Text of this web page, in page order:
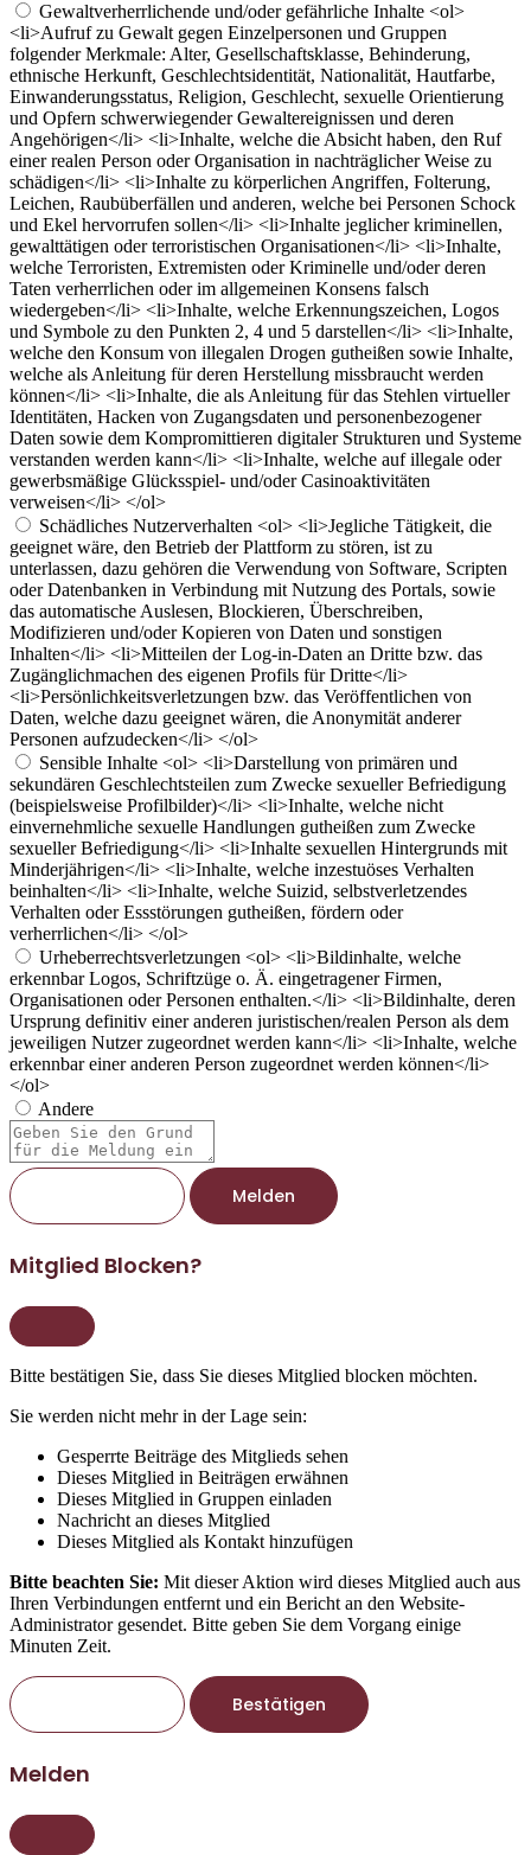
Gewaltverherrlichende und/oder gefährliche Inhalte <ol>
<li>Aufruf zu Gewalt gegen Einzelpersonen und Gruppen
folgender Merkmale: Alter, Gesellschaftsklasse, Behinderung,
ethnische Herkunft, Geschlechtsidentität, Nationalität, Hautfarbe,
Einwanderungsstatus, Religion, Geschlecht, sexuelle Orientierung
und Opfern schwerwiegender Gewaltereignissen und deren
Angehörigen</li> <li>Inhalte, welche die Absicht haben, den Ruf
einer realen Person oder Organisation in nachträglicher Weise zu
schädigen</li> <li>Inhalte zu körperlichen Angriffen, Folterung,
Leichen, Raubüberfällen und anderen, welche bei Personen Schock
und Ekel hervorrufen sollen</li> <li>Inhalte jeglicher kriminellen,
gewalttätigen oder terroristischen Organisationen</li> <li>Inhalte,
welche Terroristen, Extremisten oder Kriminelle und/oder deren
Taten verherrlichen oder im allgemeinen Konsens falsch
wiedergeben</li> <li>Inhalte, welche Erkennungszeichen, Logos
und Symbole zu den Punkten 2, 4 und 5 darstellen</li> <li>Inhalte,
welche den Konsum von illegalen Drogen gutheißen sowie Inhalte,
welche als Anleitung für deren Herstellung missbraucht werden
können</li> <li>Inhalte, die als Anleitung für das Stehlen virtueller
Identitäten, Hacken von Zugangsdaten und personenbezogener
Daten sowie dem Kompromittieren digitaler Strukturen und Systeme
verstanden werden kann</li> <li>Inhalte, welche auf illegale oder
gewerbsmäßige Glücksspiel- und/oder Casinoaktivitäten
verweisen</li> </ol>
Schädliches Nutzerverhalten <ol> <li>Jegliche Tätigkeit, die
geeignet wäre, den Betrieb der Plattform zu stören, ist zu
unterlassen, dazu gehören die Verwendung von Software, Scripten
oder Datenbanken in Verbindung mit Nutzung des Portals, sowie
das automatische Auslesen, Blockieren, Überschreiben,
Modifizieren und/oder Kopieren von Daten und sonstigen
Inhalten</li> <li>Mitteilen der Log-in-Daten an Dritte bzw. das
Zugänglichmachen des eigenen Profils für Dritte</li>
<li>Persönlichkeitsverletzungen bzw. das Veröffentlichen von
Daten, welche dazu geeignet wären, die Anonymität anderer
Personen aufzudecken</li> </ol>
Sensible Inhalte <ol> <li>Darstellung von primären und
sekundären Geschlechtsteilen zum Zwecke sexueller Befriedigung
(beispielsweise Profilbilder)</li> <li>Inhalte, welche nicht
einvernehmliche sexuelle Handlungen gutheißen zum Zwecke
sexueller Befriedigung</li> <li>Inhalte sexuellen Hintergrunds mit
Minderjährigen</li> <li>Inhalte, welche inzestuöses Verhalten
beinhalten</li> <li>Inhalte, welche Suizid, selbstverletzendes
Verhalten oder Essstörungen gutheißen, fördern oder
verherrlichen</li> </ol>
Urheberrechtsverletzungen <ol> <li>Bildinhalte, welche
erkennbar Logos, Schriftzüge o. Ä. eingetragener Firmen,
Organisationen oder Personen enthalten.</li> <li>Bildinhalte, deren
Ursprung definitiv einer anderen juristischen/realen Person als dem
jeweiligen Nutzer zugeordnet werden kann</li> <li>Inhalte, welche
erkennbar einer anderen Person zugeordnet werden können</li>
</ol>
Andere
Berichtsnotiz
Melden
Mitglied Blocken?
Bitte bestätigen Sie, dass Sie dieses Mitglied blocken möchten.
Sie werden nicht mehr in der Lage sein:
Gesperrte Beiträge des Mitglieds sehen
Dieses Mitglied in Beiträgen erwähnen
Dieses Mitglied in Gruppen einladen
Nachricht an dieses Mitglied
Dieses Mitglied als Kontakt hinzufügen
Bitte beachten Sie: Mit dieser Aktion wird dieses Mitglied auch aus
Ihren Verbindungen entfernt und ein Bericht an den Website-
Administrator gesendet. Bitte geben Sie dem Vorgang einige
Minuten Zeit.
Bestätigen
Melden